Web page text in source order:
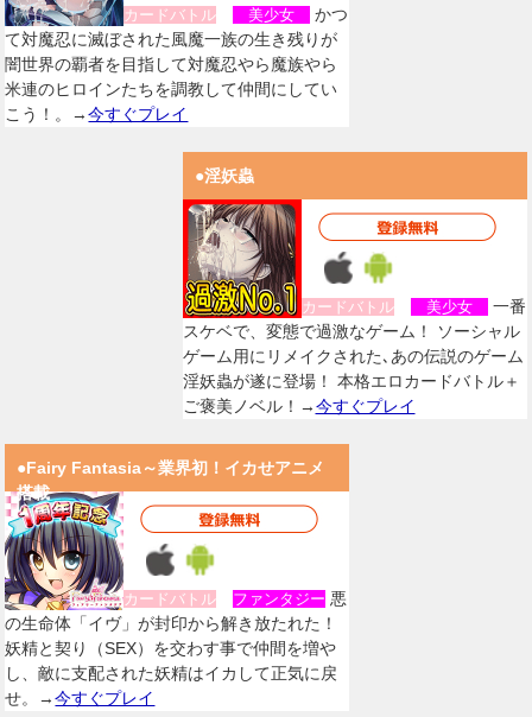
カードバトル 美少女
かつ
て対魔忍に滅ぼされた風魔一族の生き残りが
闇世界の覇者を目指して対魔忍やら魔族やら
米連のヒロインたちを調教して仲間にしてい
こう！。→今すぐプレイ
●淫妖蟲
カードバトル 美少女
一番
スケベで、変態で過激なゲーム！ ソーシャル
ゲーム用にリメイクされた､あの伝説のゲーム
淫妖蟲が遂に登場！ 本格エロカードバトル＋
ご褒美ノベル！→今すぐプレイ
●Fairy Fantasia～業界初！イカせアニメ
搭載
カードバトル ファンタジー 悪
の生命体「イヴ」が封印から解き放たれた！
妖精と契り（SEX）を交わす事で仲間を増や
し、敵に支配された妖精はイカして正気に戻
せ。→今すぐプレイ